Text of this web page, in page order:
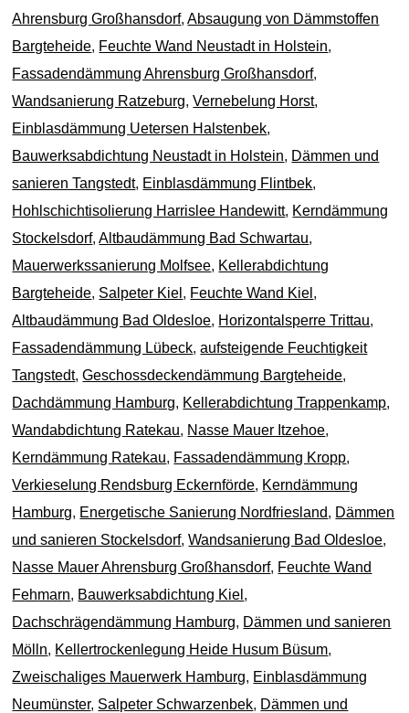
Ahrensburg Großhansdorf,Absaugung von Dämmstoffen
Bargteheide, Feuchte Wand Neustadt in Holstein,
Fassadendämmung Ahrensburg Großhansdorf,
Wandsanierung Ratzeburg,Vernebelung Horst,
Einblasdämmung Uetersen Halstenbek,
Bauwerksabdichtung Neustadt in Holstein, Dämmen und
sanieren Tangstedt, Einblasdämmung Flintbek,
Hohlschichtisolierung Harrislee Handewitt, Kerndämmung
Stockelsdorf,Altbaudämmung Bad Schwartau,
Mauerwerkssanierung Molfsee, Kellerabdichtung
Bargteheide, Salpeter Kiel , Feuchte Wand Kiel ,
Altbaudämmung Bad Oldesloe, Horizontalsperre Trittau,
Fassadendämmung Lübeck,aufsteigende Feuchtigkeit
Tangstedt,Geschossdeckendämmung Bargteheide,
Dachdämmung Hamburg, Kellerabdichtung Trappenkamp,
Wandabdichtung Ratekau, Nasse Mauer Itzehoe,
Kerndämmung Ratekau, Fassadendämmung Kropp,
Verkieselung Rendsburg Eckernförde, Kerndämmung
Hamburg, Energetische Sanierung Nordfriesland, Dämmen
und sanieren Stockelsdorf,Wandsanierung Bad Oldesloe,
Nasse Mauer Ahrensburg Großhansdorf, Feuchte Wand
Fehmarn, Bauwerksabdichtung Kiel ,
Dachschrägendämmung Hamburg, Dämmen und sanieren
Mölln, Kellertrockenlegung Heide Husum Büsum,
Zweischaliges Mauerwerk Hamburg, Einblasdämmung
Neumünster, Salpeter Schwarzenbek, Dämmen und